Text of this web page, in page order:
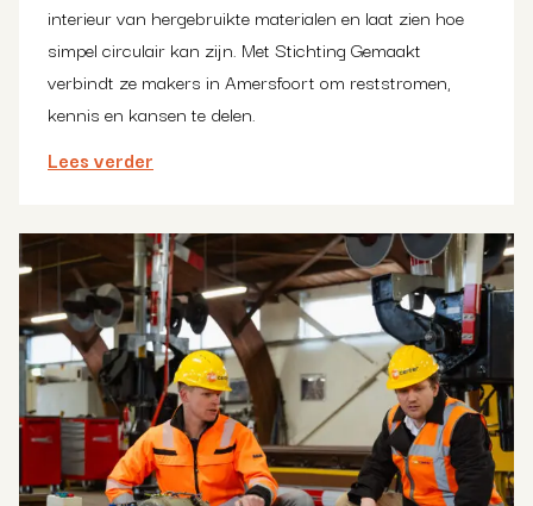
interieur van hergebruikte materialen en laat zien hoe
simpel circulair kan zijn. Met Stichting Gemaakt
verbindt ze makers in Amersfoort om reststromen,
kennis en kansen te delen.
Lees verder